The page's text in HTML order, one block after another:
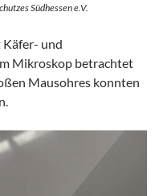
Südhessen e.V.
Käfer- und
Mikroskop betrachtet
Mausohres konnten